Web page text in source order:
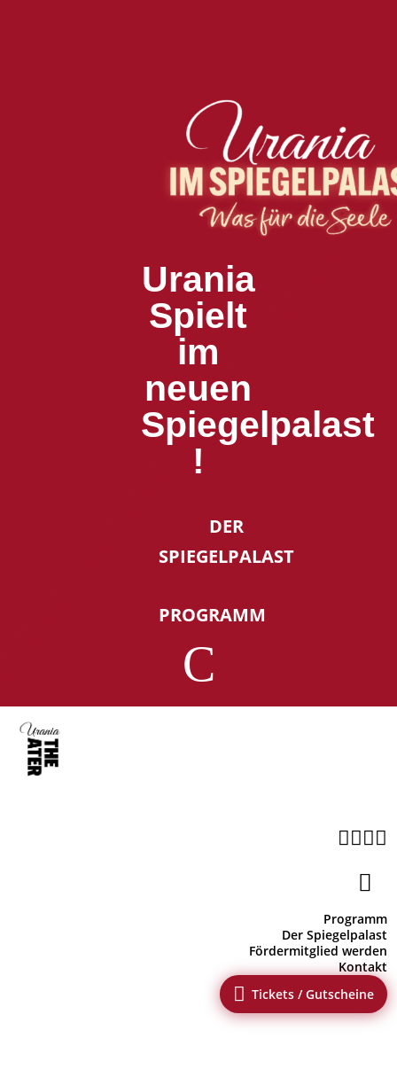
Urania
Spielt
im
neuen
Spiegelpalast
!
DER
SPIEGELPALAST
PROGRAMM
C


Programm
Der Spiegelpalast
Fördermitglied werden
Kontakt
 Tickets / Gutscheine